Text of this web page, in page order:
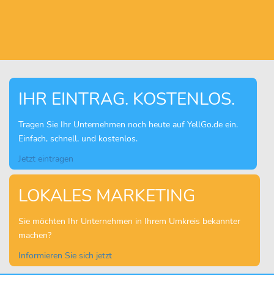
IHR EINTRAG. KOSTENLOS.
Tragen Sie Ihr Unternehmen noch heute auf YellGo.de ein.
Einfach, schnell, und kostenlos.
Jetzt eintragen
LOKALES MARKETING
Sie möchten Ihr Unternehmen in Ihrem Umkreis bekannter
machen?
Informieren Sie sich jetzt